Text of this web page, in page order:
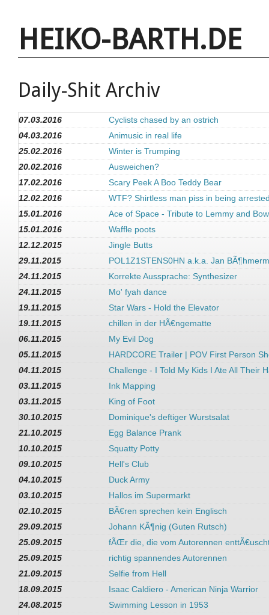
HEIKO-BARTH.DE
Daily-Shit Archiv
07.03.2016
Cyclists chased by an ostrich
04.03.2016
Animusic in real life
25.02.2016
Winter is Trumping
20.02.2016
Ausweichen?
17.02.2016
Scary Peek A Boo Teddy Bear
12.02.2016
WTF? Shirtless man piss in being
15.01.2016
Ace of Space - Tribute to Lemmy and
15.01.2016
Waffle poots
12.12.2015
Jingle Butts
29.11.2015
POL1Z1STENS0HN a.k.a. Jan
24.11.2015
Korrekte Aussprache: Synthesizer
24.11.2015
Mo' fyah dance
19.11.2015
Star Wars - Hold the Elevator
19.11.2015
chillen in der HÃ€ngematte
06.11.2015
My Evil Dog
05.11.2015
HARDCORE Trailer | POV First Person
04.11.2015
Challenge - I Told My Kids I Ate All Their
03.11.2015
Ink Mapping
03.11.2015
King of Foot
30.10.2015
Dominique's deftiger Wurstsalat
21.10.2015
Egg Balance Prank
10.10.2015
Squatty Potty
09.10.2015
Hell's Club
04.10.2015
Duck Army
03.10.2015
Hallos im Supermarkt
02.10.2015
BÃ€ren sprechen kein Englisch
29.09.2015
Johann KÃ¶nig (Guten Rutsch)
25.09.2015
fÃŒr die, die vom Autorennen
25.09.2015
richtig spannendes Autorennen
21.09.2015
Selfie from Hell
18.09.2015
Isaac Caldiero - American Ninja Warrior
24.08.2015
Swimming Lesson in 1953